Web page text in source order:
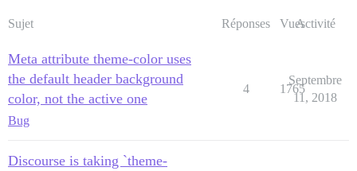
Sujet Réponses VuesActivité
Meta attribute theme-color uses
the default header background
color, not the active one
Bug
4 1765
Septembre
11, 2018
Discourse is taking `theme-